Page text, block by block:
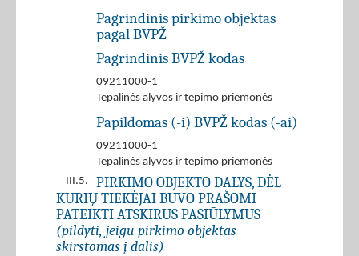
Pagrindinis pirkimo objektas
pagal BVPŽ
Pagrindinis BVPŽ kodas
09211000-1
Tepalinės alyvos ir tepimo priemonės
Papildomas (-i) BVPŽ kodas (-ai)
09211000-1
Tepalinės alyvos ir tepimo priemonės
III.5.
PIRKIMO OBJEKTO DALYS, DĖL
KURIŲ TIEKĖJAI BUVO PRAŠOMI
PATEIKTI ATSKIRUS PASIŪLYMUS
(pildyti, jeigu pirkimo objektas
skirstomas į dalis)